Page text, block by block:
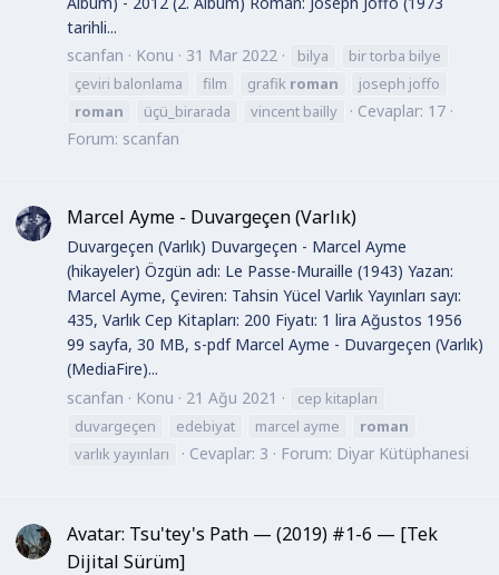
tarihli...
scanfan
Konu 31 Mar 2022 bilya
bir torba bilye
çeviri balonlama
film grafik roman
joseph joffo
roman
üçü_birarada vincent bailly
Cevaplar: 17
Forum: scanfan
Marcel Ayme - Duvargeçen (Varlık)
Duvargeçen (Varlık) Duvargeçen - Marcel Ayme
(hikayeler) Özgün adı: Le Passe-Muraille (1943) Yazan:
Marcel Ayme, Çeviren: Tahsin Yücel Varlık Yayınları sayı:
435, Varlık Cep Kitapları: 200 Fiyatı: 1 lira Ağustos 1956
99 sayfa, 30 MB, s-pdf Marcel Ayme - Duvargeçen (Varlık)
(MediaFire)...
scanfan
Konu 21 Ağu 2021
cep kitapları
duvargeçen
edebiyat marcel ayme
roman
varlık yayınları
Cevaplar: 3 Forum: Diyar Kütüphanesi
Avatar: Tsu'tey's Path — (2019) #1-6 — [Tek
Dijital Sürüm]